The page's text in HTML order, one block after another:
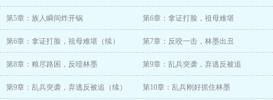
第5章：族人瞬间炸开锅 第6章：拿证打脸，祖母难堪
第6章：拿证打脸，祖母难堪（续） 第7章：反咬一击，林墨出丑
第8章：粮尽路困，反噎林墨 第9章：乱兵突袭，弃逃反被追
第9章：乱兵突袭，弃逃反被追（续） 第10章：乱兵刚好抓住林墨